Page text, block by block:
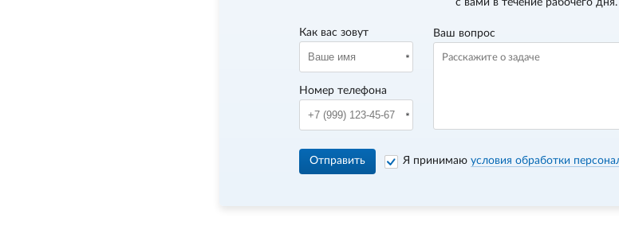
с вами в течение рабочего дня.
Как вас зовут
Номер телефона
Ваш вопрос
Отправить Я принимаю условия обработки